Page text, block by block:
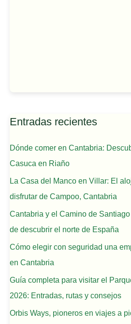
Entradas recientes
Dónde comer en Cantabria:
Casuca en Riaño
La Casa del Manco en Villar: El
disfrutar de Campoo, Cantabria
Cantabria y el Camino de
de descubrir el norte de España
Cómo elegir con seguridad una
en Cantabria
Guía completa para visitar el
2026: Entradas, rutas y consejos
Orbis Ways, pioneros en viajes a